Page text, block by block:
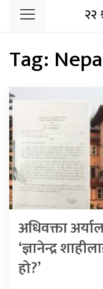
२२
Tag:
अधिवक्ता
‘ज्ञानेन्द्र
हो?’